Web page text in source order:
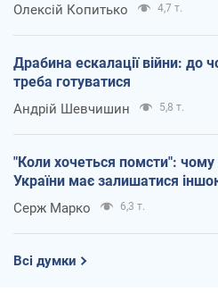
Олексій Копитько 4,7 т.
Драбина ескалації війни: до
треба готуватися
Андрій Шевчишин 5,8 т.
"Коли хочеться помсти": чому
України має залишатися
Серж Марко 6,3 т.
Всі думки